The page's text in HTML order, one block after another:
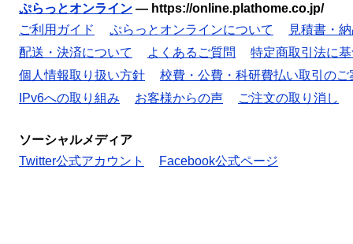
ぷらっとオンライン — https://online.plathome.co.jp/
ご利用ガイド
ぷらっとオンラインについて
見積書・
配送・決済について
よくあるご質問
特定商取引法に
個人情報取り扱い方針
校費・公費・科研費払い取引のご
IPv6への取り組み
お客様からの声 ご注文の取り消し
ソーシャルメディア
Twitter公式アカウント
Facebook公式ページ